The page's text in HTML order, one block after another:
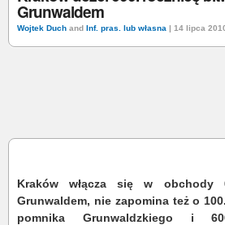
Grunwaldem
Wojtek Duch and Inf. pras. lub własna | 14 lipca
Kraków włącza się w obchody
Grunwaldem, nie zapomina też o
pomnika Grunwaldzkiego i